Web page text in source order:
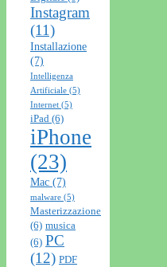
Instagram
(11)
Installazione
(7)
Intelligenza
Artificiale (5)
Internet (5)
iPad (6)
iPhone
(23)
Mac (7)
malware (5)
Masterizzazione
(6) musica
(6) PC
(12) PDF